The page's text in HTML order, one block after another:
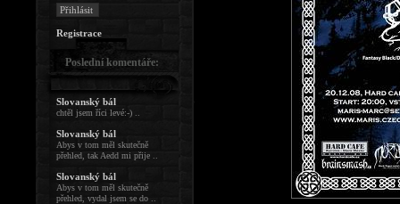
Registrace
Poslední komentáře:
Slovanský bál
chtěl jsem říci levé:-) ..
Slovanský bál
Abys v tom měl skutečně
přehled, tak Aedd mi přije ..
Slovanský bál
Abys v tom měl skutečně
přehled, vydal jsem se do ..